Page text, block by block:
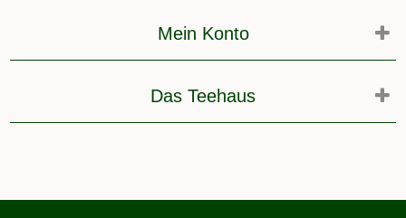
Mein Konto
Das Teehaus